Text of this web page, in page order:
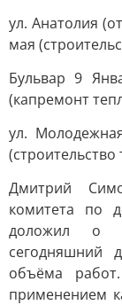
ул. Анатолия
мая
Бульвар 9
(капремонт
ул.
(строительство
Дмитрий
комитета по
доложил о
сегодняшний
объёма
применением